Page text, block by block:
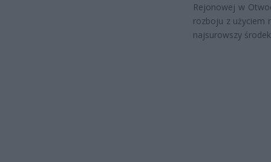
Rejonowej w
rozboju z użyciem
najsurowszy